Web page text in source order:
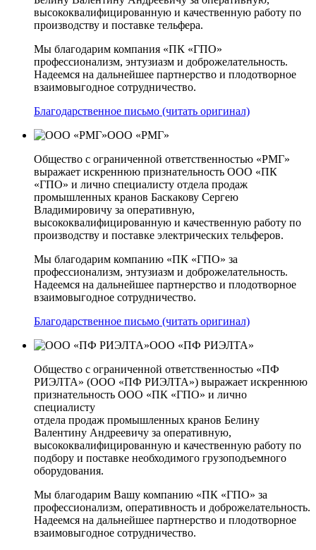
высококвалифицированную и качественную работу по
производству и поставке тельфера.
Мы благодарим компания «ПК «ГПО»
профессионализм, энтузиазм и доброжелательность.
Надеемся на дальнейшее партнерство и плодотворное
взаимовыгодное сотрудничество.
Благодарственное письмо (читать оригинал)
ООО «РМГ»
Общество с ограниченной ответственностью «РМГ»
выражает искреннюю признательность ООО «ПК
«ГПО» и лично специалисту отдела продаж
промышленных кранов Баскакову Сергею
Владимировичу за оперативную,
высококвалифицированную и качественную работу по
производству и поставке электрических тельферов.
Мы благодарим компанию «ПК «ГПО» за
профессионализм, энтузиазм и доброжелательность.
Надеемся на дальнейшее партнерство и плодотворное
взаимовыгодное сотрудничество.
Благодарственное письмо (читать оригинал)
ООО «ПФ РИЭЛТА»
Общество с ограниченной ответственностью «ПФ
РИЭЛТА» (ООО «ПФ РИЭЛТА») выражает искреннюю
признательность ООО «ПК «ГПО» и лично
специалисту
отдела продаж промышленных кранов Белину
Валентину Андреевичу за оперативную,
высококвалифицированную и качественную работу по
подбору и поставке необходимого грузоподъемного
оборудования.
Мы благодарим Вашу компанию «ПК «ГПО» за
профессионализм, оперативность и доброжелательность.
Надеемся на дальнейшее партнерство и плодотворное
взаимовыгодное сотрудничество.